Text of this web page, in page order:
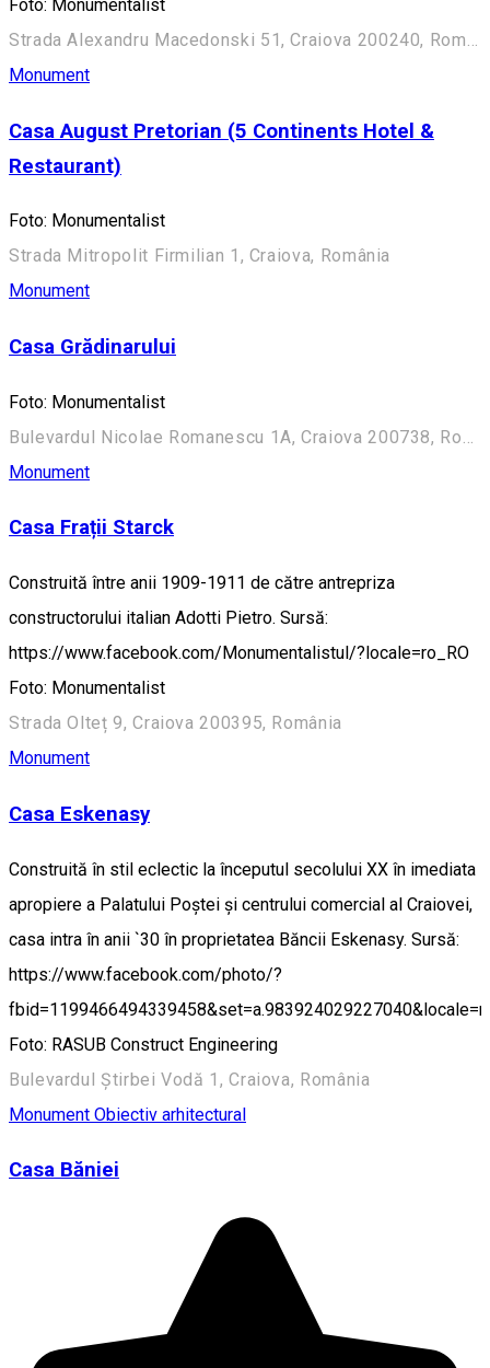
Foto: Monumentalist
Monument
Casa August Pretorian (5 Continents Hotel &
Restaurant)
Foto: Monumentalist
Strada Mitropolit Firmilian 1, Craiova, România
Monument
Casa Grădinarului
Foto: Monumentalist
Monument
Casa Frații Starck
Construită între anii 1909-1911 de către antrepriza
constructorului italian Adotti Pietro. Sursă:
https://www.facebook.com/Monumentalistul/?locale=ro_RO
Foto: Monumentalist
Strada Olteț 9, Craiova 200395, România
Monument
Casa Eskenasy
Construită în stil eclectic la începutul secolului XX în imediata
apropiere a Palatului Poștei și centrului comercial al Craiovei,
casa intra în anii `30 în proprietatea Băncii Eskenasy. Sursă:
https://www.facebook.com/photo/?
Foto: RASUB Construct Engineering
Bulevardul Știrbei Vodă 1, Craiova, România
Monument Obiectiv arhitectural
Casa Băniei